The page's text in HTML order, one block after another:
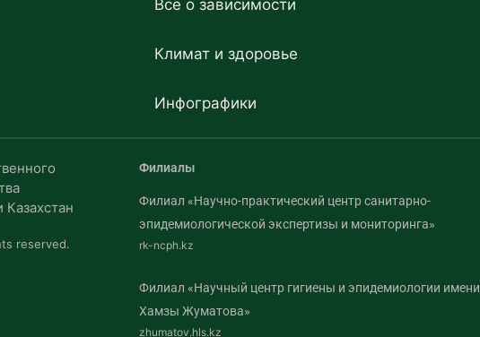
Все о зависимости
Климат и здоровье
Инфографики
reserved.
Филиалы
Филиал «Научно-практический центр санитарно-
эпидемиологической экспертизы и мониторинга»
rk-ncph.kz
Филиал «Научный центр гигиены и эпидемиологии имени
Хамзы Жуматова»
zhumatov.hls.kz